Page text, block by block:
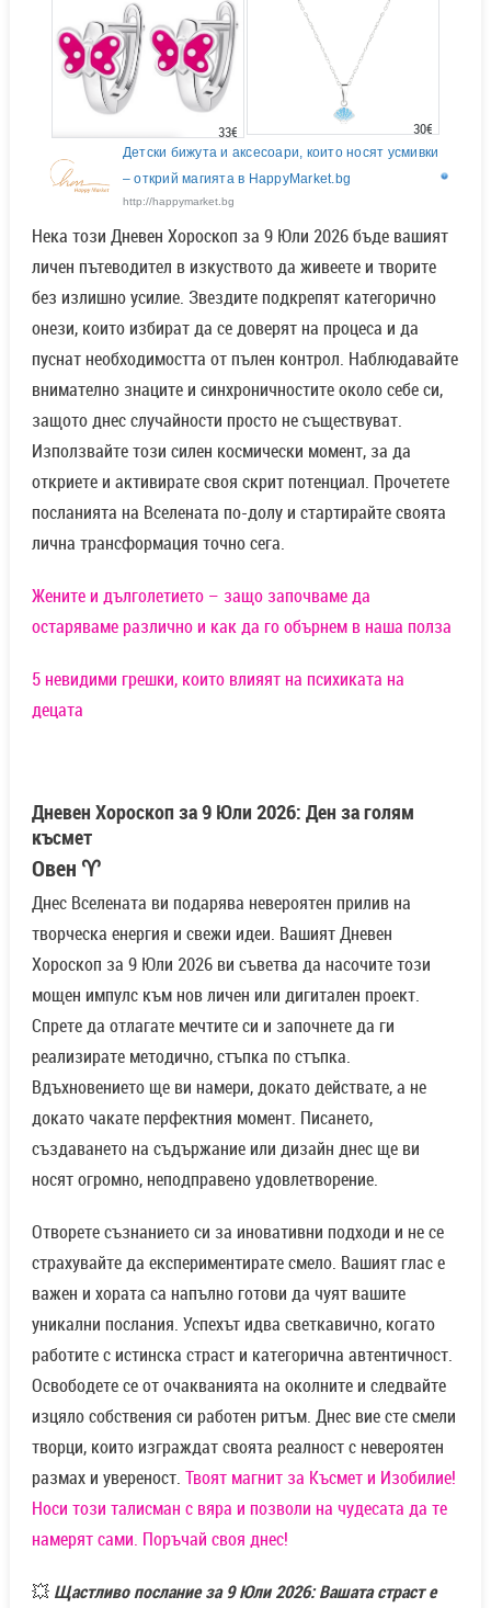
33€ 30€
Детски бижута и аксесоари, които носят усмивки
– открий магията в HappyMarket.bg
http://happymarket.bg
Нека този Дневен Хороскоп за 9 Юли 2026 бъде вашият
личен пътеводител в изкуството да живеете и творите
без излишно усилие. Звездите подкрепят категорично
онези, които избират да се доверят на процеса и да
пуснат необходимостта от пълен контрол. Наблюдавайте
внимателно знаците и синхроничностите около себе си,
защото днес случайности просто не съществуват.
Използвайте този силен космически момент, за да
откриете и активирате своя скрит потенциал. Прочетете
посланията на Вселената по-долу и стартирайте своята
лична трансформация точно сега.
Жените и дълголетието – защо започваме да
остаряваме различно и как да го обърнем в наша полза
5 невидими грешки, които влияят на психиката на
децата
Дневен Хороскоп за 9 Юли 2026: Ден за голям
късмет
Овен ♈
Днес Вселената ви подарява невероятен прилив на
творческа енергия и свежи идеи. Вашият Дневен
Хороскоп за 9 Юли 2026 ви съветва да насочите този
мощен импулс към нов личен или дигитален проект.
Спрете да отлагате мечтите си и започнете да ги
реализирате методично, стъпка по стъпка.
Вдъхновението ще ви намери, докато действате, а не
докато чакате перфектния момент. Писането,
създаването на съдържание или дизайн днес ще ви
носят огромно, неподправено удовлетворение.
Отворете съзнанието си за иновативни подходи и не се
страхувайте да експериментирате смело. Вашият глас е
важен и хората са напълно готови да чуят вашите
уникални послания. Успехът идва светкавично, когато
работите с истинска страст и категорична автентичност.
Освободете се от очакванията на околните и следвайте
изцяло собствения си работен ритъм. Днес вие сте смели
творци, които изграждат своята реалност с невероятен
размах и увереност. Твоят магнит за Късмет и Изобилие!
Носи този талисман с вяра и позволи на чудесата да те
намерят сами. Поръчай своя днес!
💥 Щастливо послание за 9 Юли 2026: Вашата страст е